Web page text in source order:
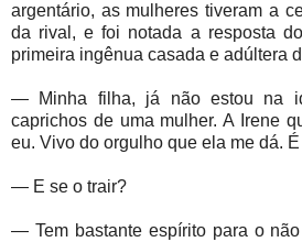
argentário, as mulheres tiveram a
da rival, e foi notada a resposta
primeira ingênua casada e adúltera
— Minha filha, já não estou na
caprichos de uma mulher. A Irene
eu. Vivo do orgulho que ela me dá.
— E se o trair?
— Tem bastante espírito para o